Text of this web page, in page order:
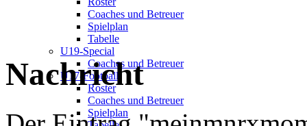
Coaches und Betreuer
Spielplan
Tabelle
U19-Special
Coaches und Betreuer
U17-Football
Roster
Coaches und Betreuer
Spielplan
Nachricht